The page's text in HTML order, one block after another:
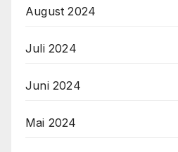
August 2024
Juli 2024
Juni 2024
Mai 2024